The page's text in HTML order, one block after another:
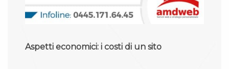
Aspetti economici: i costi di un sito